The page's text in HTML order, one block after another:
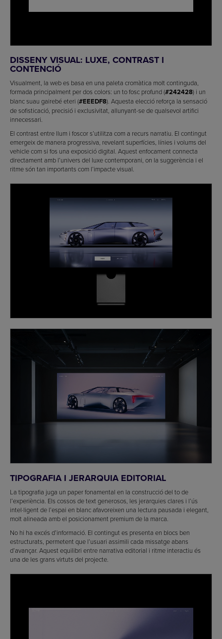
DISSENY VISUAL: LUXE, CONTRAST I
CONTENCIÓ
Visualment, la web es basa en una paleta cromàtica molt continguda,
formada principalment per dos colors: un to fosc profund (#242428) i un
blanc suau gairebé eteri (#EEEDF8). Aquesta elecció reforça la sensació
de sofisticació, precisió i exclusivitat, allunyant-se de qualsevol artifici
innecessari.
El contrast entre llum i foscor s’utilitza com a recurs narratiu. El contingut
emergeix de manera progressiva, revelant superfícies, línies i volums del
vehicle com si fos una exposició digital. Aquest enfocament connecta
directament amb l’univers del luxe contemporani, on la suggerència i el
ritme són tan importants com l’impacte visual.
TIPOGRAFIA I JERARQUIA EDITORIAL
La tipografia juga un paper fonamental en la construcció del to de
l’experiència. Els cossos de text generosos, les jerarquies clares i l’ús
intel·ligent de l’espai en blanc afavoreixen una lectura pausada i elegant,
molt alineada amb el posicionament premium de la marca.
No hi ha excés d’informació. El contingut es presenta en blocs ben
estructurats, permetent que l’usuari assimili cada missatge abans
d’avançar. Aquest equilibri entre narrativa editorial i ritme interactiu és
una de les grans virtuts del projecte.